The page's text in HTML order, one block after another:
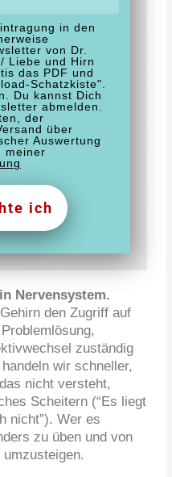
in den
von Dr.
Liebe und Hirn
das PDF und
Schatzkiste".
Du kannst Dich
abmelden.
der
über
Auswertung
meiner
ich
Nervensystem.
den Zugriff auf
zuständig
wir schneller,
nicht versteht,
Scheitern (“Es liegt
nicht”). Wer es
zu üben und von